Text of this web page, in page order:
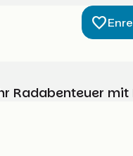
Radabenteuer